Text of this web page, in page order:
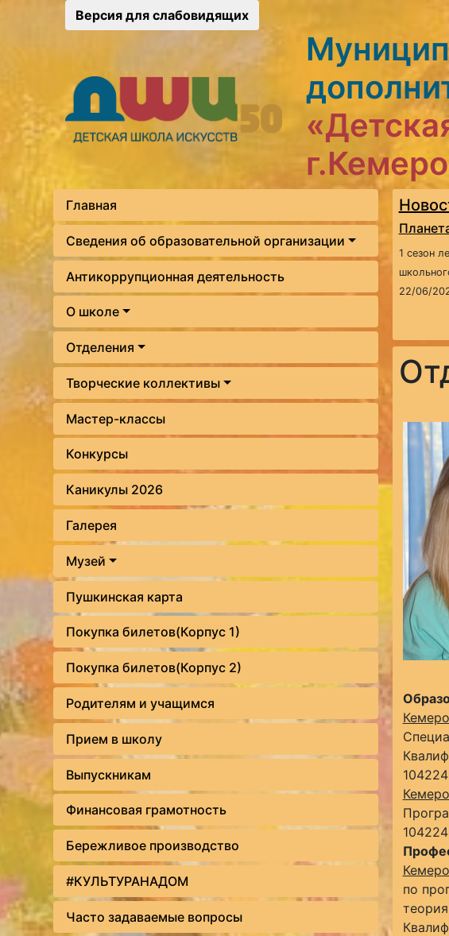
Версия для слабовидящих
Главная
Сведения об образовательной организации
Антикоррупционная деятельность
О школе
Отделения
Творческие коллективы
Мастер-классы
Конкурсы
Каникулы 2026
Галерея
Музей
Пушкинская карта
Покупка билетов(Корпус 1)
Покупка билетов(Корпус 2)
Родителям и учащимся
Прием в школу
Выпускникам
Финансовая грамотность
Бережливое производство
#КУЛЬТУРАНАДОМ
Часто задаваемые вопросы
1 сезон
22/06/
по